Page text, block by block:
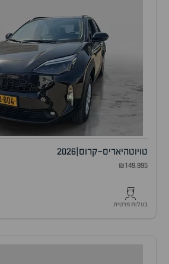
טויוטהיאריס-קרוס 2026
₪149,995
בעלות פרטית